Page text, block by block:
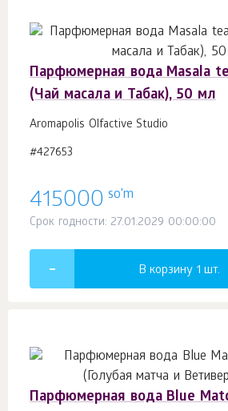
Парфюмерная вода Masala
(Чай масала и Табак), 50 мл
Aromapolis Olfactive Studio
#427653
415000 so'm
Срок годности: 27.01.2029 00:00:00
В корзину 1 шт.
Парфюмерная вода Blue